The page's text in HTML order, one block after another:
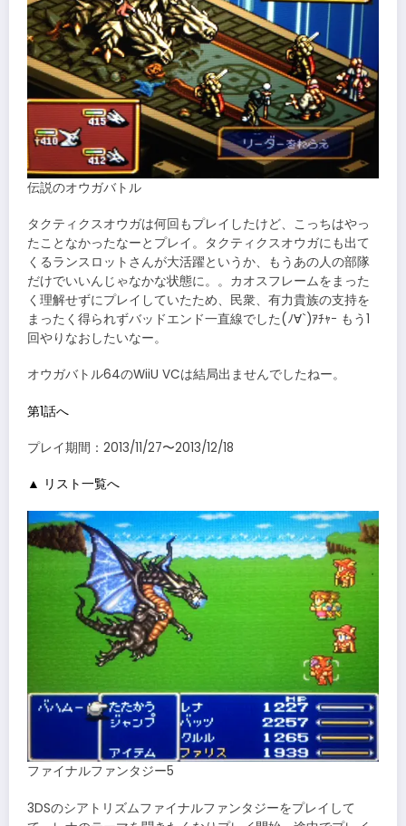
伝説のオウガバトル
タクティクスオウガは何回もプレイしたけど、こっちはやっ
たことなかったなーとプレイ。タクティクスオウガにも出て
くるランスロットさんが大活躍というか、もうあの人の部隊
だけでいいんじゃなかな状態に。。カオスフレームをまった
く理解せずにプレイしていたため、民衆、有力貴族の支持を
まったく得られずバッドエンド一直線でした(ﾉ∀`)ｱﾁｬｰ もう1
回やりなおしたいなー。
オウガバトル64のWiiU VCは結局出ませんでしたねー。
第1話へ
プレイ期間：2013/11/27〜2013/12/18
▲ リスト一覧へ
ファイナルファンタジー5
3DSのシアトリズムファイナルファンタジーをプレイして